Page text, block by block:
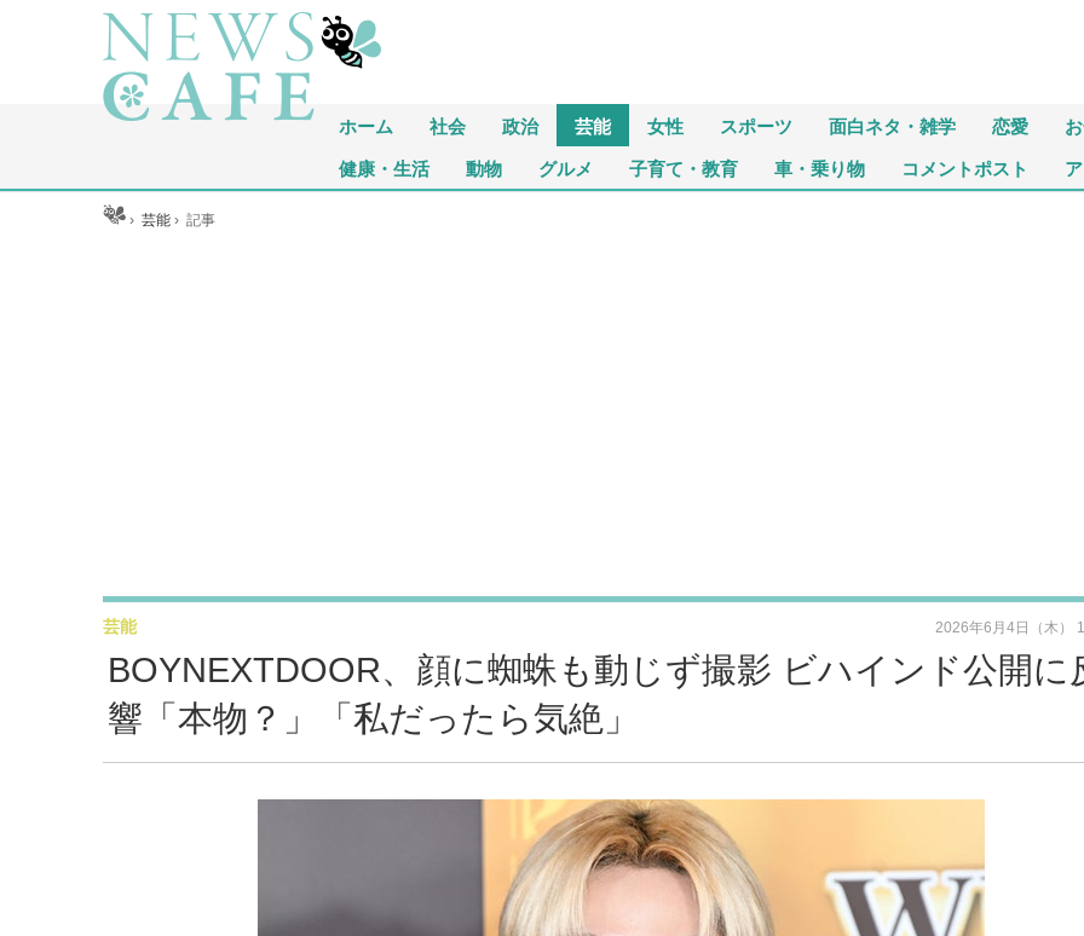
ホーム 社会 政治 芸能 女性 スポーツ 面白ネタ・雑学 恋愛
健康・生活 動物 グルメ 子育て・教育 車・乗り物 コメントポスト
ホーム ›芸能 ›記事
BOYNEXTDOOR、顔に蜘蛛も動じず撮影 ビハインド公開に
響「本物？」「私だったら気絶」
芸能 2026年6月4日（木）